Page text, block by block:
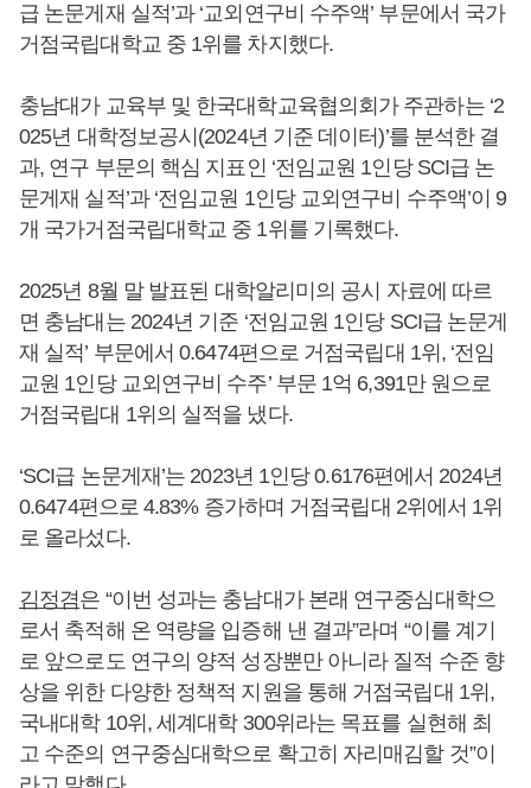
급 논문게재 실적’과 ‘교외연구비 수주액’ 부문에서 국가
거점국립대학교 중 1위를 차지했다.
충남대가 교육부 및 한국대학교육협의회가 주관하는 ‘2
025년 대학정보공시(2024년 기준 데이터)’를 분석한 결
과, 연구 부문의 핵심 지표인 ‘전임교원 1인당 SCI급 논
문게재 실적’과 ‘전임교원 1인당 교외연구비 수주액’이 9
개 국가거점국립대학교 중 1위를 기록했다.
2025년 8월 말 발표된 대학알리미의 공시 자료에 따르
면 충남대는 2024년 기준 ‘전임교원 1인당 SCI급 논문게
재 실적’ 부문에서 0.6474편으로 거점국립대 1위, ‘전임
교원 1인당 교외연구비 수주’ 부문 1억 6,391만 원으로
거점국립대 1위의 실적을 냈다.
‘SCI급 논문게재’는 2023년 1인당 0.6176편에서 2024년
0.6474편으로 4.83% 증가하며 거점국립대 2위에서 1위
로 올라섰다.
김정겸은 “이번 성과는 충남대가 본래 연구중심대학으
로서 축적해 온 역량을 입증해 낸 결과”라며 “이를 계기
로 앞으로도 연구의 양적 성장뿐만 아니라 질적 수준 향
상을 위한 다양한 정책적 지원을 통해 거점국립대 1위,
국내대학 10위, 세계대학 300위라는 목표를 실현해 최
고 수준의 연구중심대학으로 확고히 자리매김할 것”이